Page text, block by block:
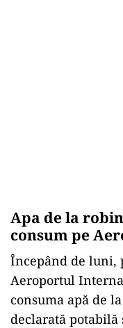
Apa de la
consum pe
Începând de luni,
Aeroportul
consuma apă de
declarată